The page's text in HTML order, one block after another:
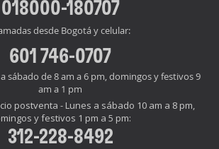
018000-180707
desde Bogotá y celular:
601 746-0707
sábado de 8 am a 6 pm, domingos y festivos 9
am a 1 pm
postventa - Lunes a sábado 10 am a 8 pm,
y festivos 1 pm a 5 pm:
312-228-8492